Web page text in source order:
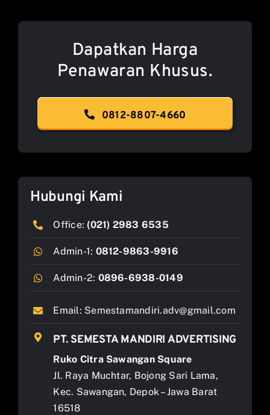
Dapatkan Harga
Penawaran Khusus.
0812-8807-4660
Hubungi Kami
Office: (021) 2983 6535
Admin-1: 0812-9863-9916
Admin-2: 0896-6938-0149
Email: Semestamandiri.adv@gmail.com
PT. SEMESTA MANDIRI ADVERTISING
Ruko Citra Sawangan Square
Jl. Raya Muchtar, Bojong Sari Lama,
Kec. Sawangan, Depok – Jawa Barat
16518